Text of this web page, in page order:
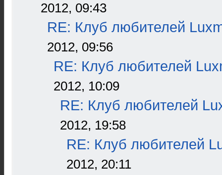
2012, 09:43
RE: Клуб любителей
2012, 09:56
RE: Клуб любителей
2012, 10:09
RE: Клуб любителей
2012, 19:58
RE: Клуб любителей
2012, 20:11